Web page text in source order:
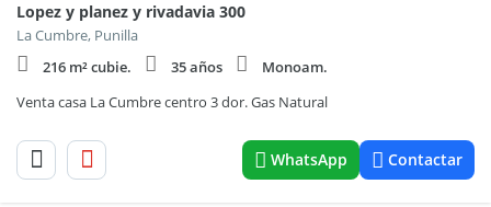
Lopez y planez y rivadavia 300
La Cumbre, Punilla
216 m² cubie.
35 años
Monoam.
Venta casa La Cumbre centro 3 dor. Gas Natural
WhatsApp Contactar